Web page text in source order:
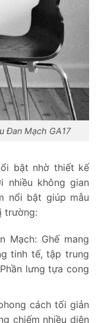
Đan Mạch GA17
bật nhờ thiết kế
nhiều không gian
nổi bật giúp mẫu
trường:
Mạch: Ghế mang
tinh tế, tập trung
lưng tựa cong
cách tối giản
chiếm nhiều diện